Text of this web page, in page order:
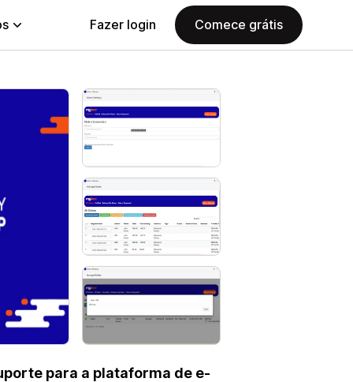
Fazer login Comece grátis
para a plataforma de e-